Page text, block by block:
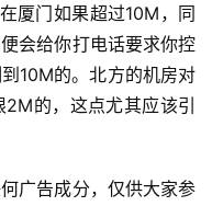
厦门如果超过10M，同
会给你打电话要求你控
10M的。北方的机房对
的，这点尤其应该引
广告成分，仅供大家参